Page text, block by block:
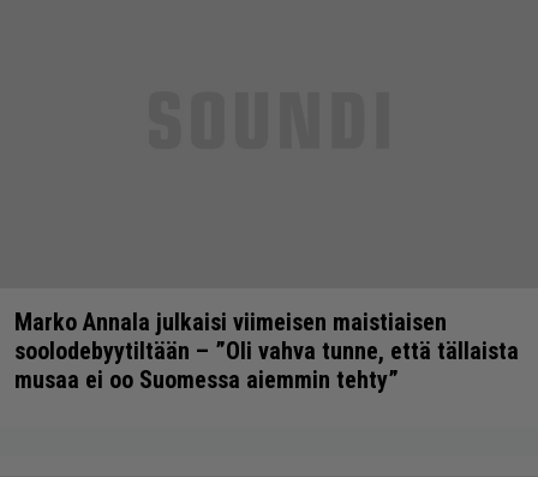
Marko Annala julkaisi viimeisen maistiaisen
soolodebyytiltään – ”Oli vahva tunne, että tällaista
musaa ei oo Suomessa aiemmin tehty”